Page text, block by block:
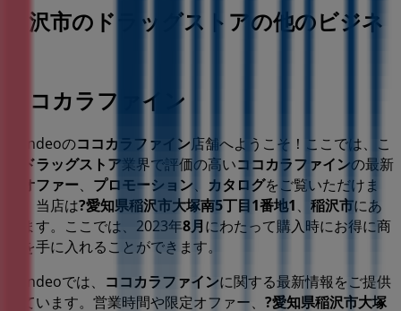
稲沢市のドラッグストアの他のビジネ
ココカラファイン
Tiendeoのココカラファイン店舗へようこそ！ここでは、こ
ドラッグストア業界で評価の高いココカラファインの最新
オファー、 プロモーション、 カタログをご覧いただけま
す。当店は?愛知県稲沢市大塚南5丁目1番地1、 稲沢市にあ
ります。ここでは、2023年8月にわたって購入時にお得に商
品を手に入れることができます。
Tiendeoでは、 ココカラファインに関する最新情報をご提供
しています。営業時間や限定オファー、 ?愛知県稲沢市大塚